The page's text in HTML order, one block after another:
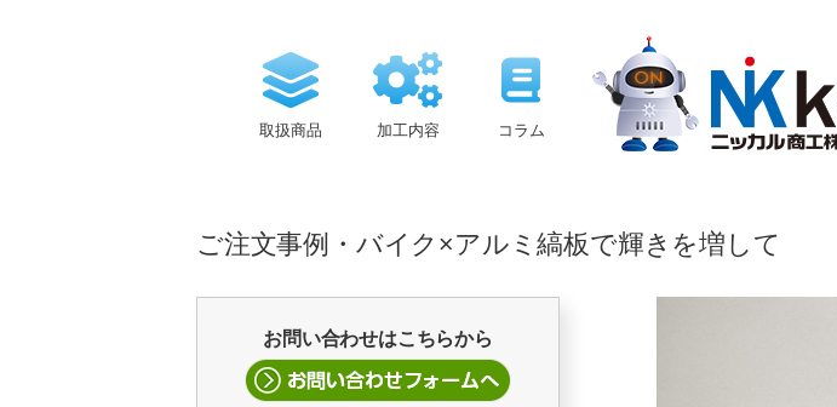
取扱商品 加工内容 コラム
ご注文事例・バイク×アルミ縞板で輝きを増して
お問い合わせはこちらから